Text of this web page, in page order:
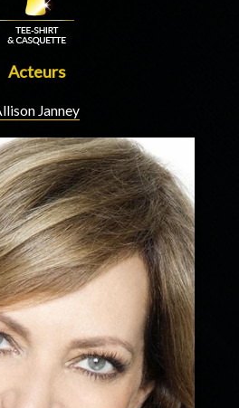
Acteurs
Janney